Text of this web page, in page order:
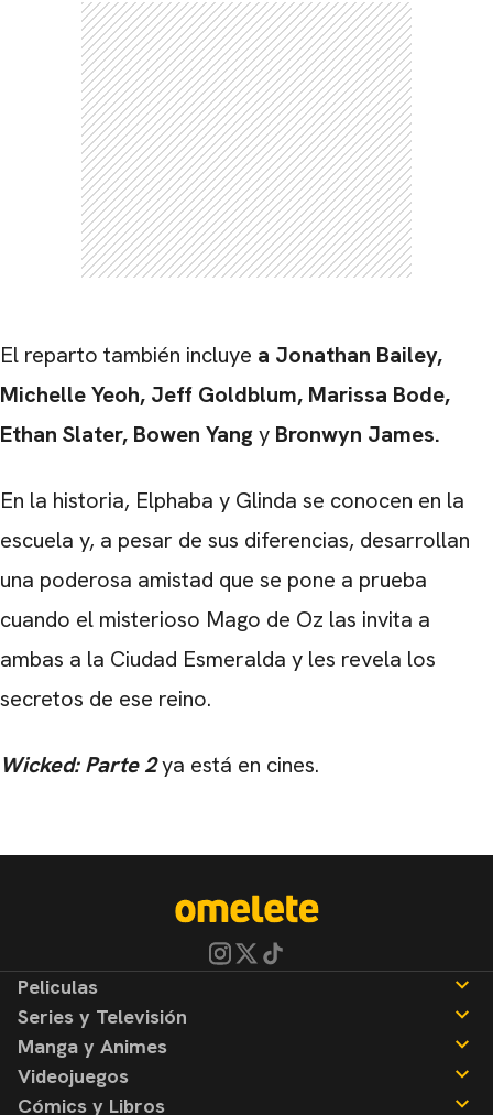
El reparto también incluye a Jonathan Bailey,
Michelle Yeoh, Jeff Goldblum, Marissa Bode,
Ethan Slater, Bowen Yangy Bronwyn James.
En la historia, Elphaba y Glinda se conocen en la
escuela y, a pesar de sus diferencias, desarrollan
una poderosa amistad que se pone a prueba
cuando el misterioso Mago de Oz las invita a
ambas a la Ciudad Esmeralda y les revela los
secretos de ese reino.
Wicked: Parte 2ya está en cines.
Peliculas
Noticias
Reseñas
Series y Televisión
Noticias
Reseñas
Manga y Animes
Noticias
Videojuegos
Cómics y Libros